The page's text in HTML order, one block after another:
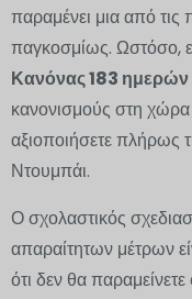
παραμένει μια από τις
παγκοσμίως. Ωστόσο,
Κανόνας 183 ημερών
κανονισμούς στη
αξιοποιήσετε πλήρως
Ντουμπάι.
Ο σχολαστικός
απαραίτητων μέτρων
ότι δεν θα